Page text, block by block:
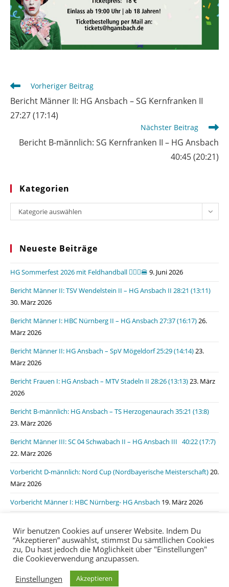
Weitere
Artikel
ansehen
Vorheriger Beitrag
Bericht Männer II: HG Ansbach – SG Kernfranken II
27:27 (17:14)
Nächster Beitrag
Bericht B-männlich: SG Kernfranken II – HG Ansbach
40:45 (20:21)
Kategorien
Kategorien
Kategorie auswählen
Neueste Beiträge
HG Sommerfest 2026 mit Feldhandball 🤾🏼‍♂️🍔 9. Juni 2026
Bericht Männer II: TSV Wendelstein II – HG Ansbach II 28:21 (13:11)
30. März 2026
Bericht Männer I: HBC Nürnberg II – HG Ansbach 27:37 (16:17)26.
März 2026
Bericht Männer II: HG Ansbach – SpV Mögeldorf 25:29 (14:14)23.
März 2026
Bericht Frauen I: HG Ansbach – MTV Stadeln II 28:26 (13:13)23. März
2026
Bericht B-männlich: HG Ansbach – TS Herzogenaurach 35:21 (13:8)
23. März 2026
Bericht Männer III: SC 04 Schwabach II – HG Ansbach III 40:22 (17:7)
22. März 2026
Vorbericht D-männlich: Nord Cup (Nordbayerische Meisterschaft)20.
März 2026
Vorbericht Männer I: HBC Nürnberg- HG Ansbach 19. März 2026
19. März 2026
Impressum Datenschutzerklärung
Wir benutzen Cookies auf unserer Website. Indem Du
“Akzeptieren” auswählst, stimmst Du sämtllichen Cookies
zu, Du hast jedoch die Möglichkeit über "Einstellungen"
die Cookieverwendung anzupassen.
Einstellungen
Akzeptieren